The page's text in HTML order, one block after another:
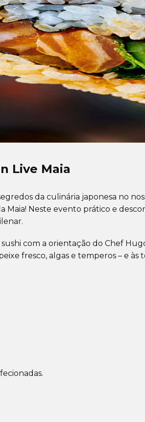
Live Maia
da culinária japonesa no
Maia! Neste evento prático e
com a orientação do Chef
fresco, algas e temperos – e às